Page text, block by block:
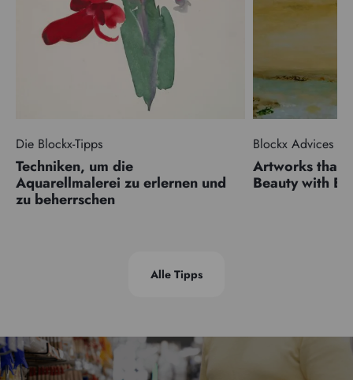
Die Blockx-Tipps
Techniken, um die
Aquarellmalerei zu erlernen und
zu beherrschen
Blockx Advices
Artworks that
Beauty with
Alle Tipps